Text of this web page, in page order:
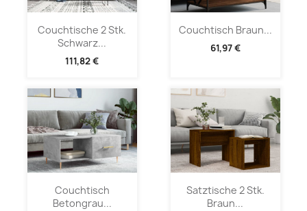
Couchtische 2 Stk.
Schwarz...
111,82 €
Couchtisch Braun...
61,97 €
Couchtisch
Betongrau...
Satztische 2 Stk.
Braun...